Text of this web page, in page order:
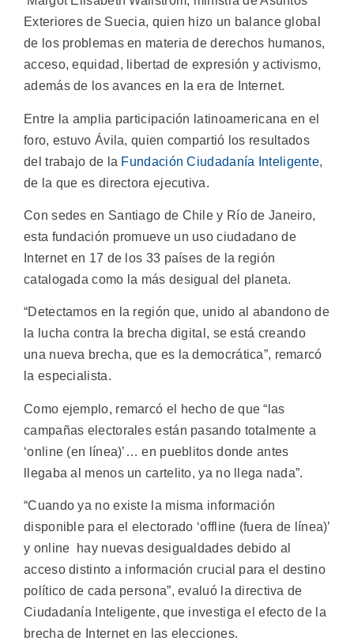
Exteriores de Suecia, quien hizo un balance global
de los problemas en materia de derechos humanos,
acceso, equidad, libertad de expresión y activismo,
además de los avances en la era de Internet.
Entre la amplia participación latinoamericana en el
foro, estuvo Ávila, quien compartió los resultados
del trabajo de la Fundación Ciudadanía Inteligente,
de la que es directora ejecutiva.
Con sedes en Santiago de Chile y Río de Janeiro,
esta fundación promueve un uso ciudadano de
Internet en 17 de los 33 países de la región
catalogada como la más desigual del planeta.
“Detectamos en la región que, unido al abandono de
la lucha contra la brecha digital, se está creando
una nueva brecha, que es la democrática”, remarcó
la especialista.
Como ejemplo, remarcó el hecho de que “las
campañas electorales están pasando totalmente a
‘online (en línea)’… en pueblitos donde antes
llegaba al menos un cartelito, ya no llega nada”.
“Cuando ya no existe la misma información
disponible para el electorado ‘offline (fuera de línea)’
y online hay nuevas desigualdades debido al
acceso distinto a información crucial para el destino
político de cada persona”, evaluó la directiva de
Ciudadanía Inteligente, que investiga el efecto de la
brecha de Internet en las elecciones.